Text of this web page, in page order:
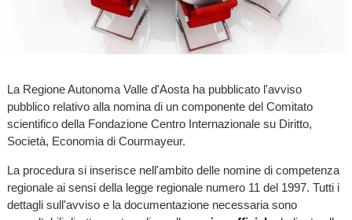
La Regione Autonoma Valle d'Aosta ha pubblicato l'avviso
pubblico relativo alla nomina di un componente del Comitato
scientifico della Fondazione Centro Internazionale su Diritto,
Società, Economia di Courmayeur.
La procedura si inserisce nell'ambito delle nomine di competenza
regionale ai sensi della legge regionale numero 11 del 1997. Tutti i
dettagli sull'avviso e la documentazione necessaria sono